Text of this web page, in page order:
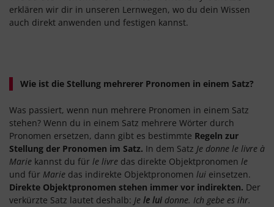
erklären wir dir in unseren Lernwegen, wo du dein Wissen
auch direkt anwenden und festigen kannst.
Wie ist die Stellung mehrerer Pronomen in einem Satz?
Was passiert, wenn nun mehrere Pronomen in einem Satz
stehen? Wenn du in einem Satz mehrere Wörter durch
Pronomen ersetzen, dann gibt es bestimmte Regeln zur
Stellung der Pronomen im Satz. In dem Satz Je donne le livre à
Marie kannst du für le livre das direkte Objektpronomen le
und für Marie das indirekte Objektpronomen lui einsetzen.
Direkte Objektpronomen stehen immer vor indirekten. Der
verkürzte Satz lautet deshalb: Je le lui donne. Ich gebe es ihr.